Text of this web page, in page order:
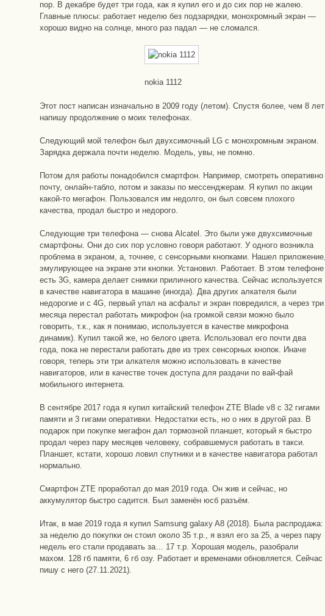
пор. В декабре будет три года, как я купил его и до сих пор не жалею.
Главные плюсы: работает неделю без подзарядки, монохромный экран —
хорошо видно на солнце, много раз падал — не сломался.
nokia 1112
Этот пост написан изначально в 2009 году (летом). Спустя более, чем 8 лет
напишу продолжение о моих телефонах.
Следующий мой телефон был двухсимочный LG с монохромным экраном.
Зарядка держала почти неделю. Модель, увы, не помню.
Потом для работы понадобился смартфон. Например, смотреть оперативно
почту, онлайн-табло, потом и заказы по мессенджерам. Я купил по акции
какой-то мегафон. Пользовался им недолго, он был совсем плохого
качества, продал быстро и недорого.
Следующие три телефона — снова Alcatel. Это были уже двухсимочные
смартфоны. Они до сих пор условно говоря работают. У одного возникла
проблема в экраном, а, точнее, с сенсорными кнопками. Нашел приложение,
эмулирующее на экране эти кнопки. Установил. Работает. В этом телефоне
есть 3G, камера делает снимки приличного качества. Сейчас используется
в качестве навигатора в машине (иногда). Два других алкателя были
недорогие и с 4G, первый упал на асфальт и экран повредился, а через три
месяца перестал работать микрофон (на громкой связи можно было
говорить, т.к., как я понимаю, используется в качестве микрофона
динамик). Купил такой же, но белого цвета. Использовал его почти два
года, пока не перестали работать две из трех сенсорных кнопок. Иначе
говоря, теперь эти три алкателя можно использовать в качестве
навигаторов, или в качестве точек доступа для раздачи по вай-фай
мобильного интернета.
В сентябре 2017 года я купил китайский телефон ZTE Blade v8 с 32 гигами
памяти и 3 гигами оперативки. Недостатки есть, но о них в другой раз. В
подарок при покупке мегафон дал тормозной планшет, который я быстро
продал через пару месяцев человеку, собравшемуся работать в такси.
Планшет, кстати, хорошо ловил спутники и в качестве навигатора работал
нормально.
Смартфон ZTE проработал до мая 2019 года. Он жив и сейчас, но
аккумулятор быстро садится. Был заменён юсб разъём.
Итак, в мае 2019 года я купил Samsung galaxy A8 (2018). Была распродажа:
за неделю до покупки он стоил около 35 т.р., я взял его за 25, а через пару
недель его стали продавать за… 17 т.р. Хорошая модель, разобрали
махом. 128 гб памяти, 6 гб озу. Работает и временами обновляется. Сейчас
пишу с него (27.11.2021).